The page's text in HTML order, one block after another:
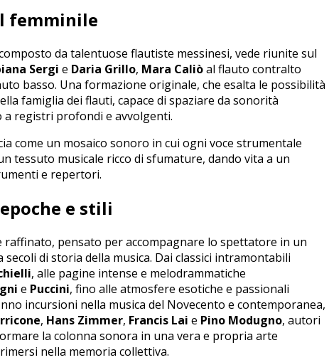
femminile
da talentuose flautiste messinesi, vede riunite sul
Sergi e Daria Grillo, Mara Caliòal flauto contralto
basso. Una formazione originale, che esalta le possibilità
famiglia dei flauti, capace di spaziare da sonorità
a registri profondi e avvolgenti.
come un mosaico sonoro in cui ogni voce strumentale
tessuto musicale ricco di sfumature, dando vita a un
e repertori.
e stili
raffinato, pensato per accompagnare lo spettatore in un
di storia della musica. Dai classici intramontabili
, alle pagine intense e melodrammatiche
e Puccini, fino alle atmosfere esotiche e passionali
incursioni nella musica del Novecento e contemporanea,
, Hans Zimmer, Francis Lai e Pino Modugno, autori
la colonna sonora in una vera e propria arte
nella memoria collettiva.